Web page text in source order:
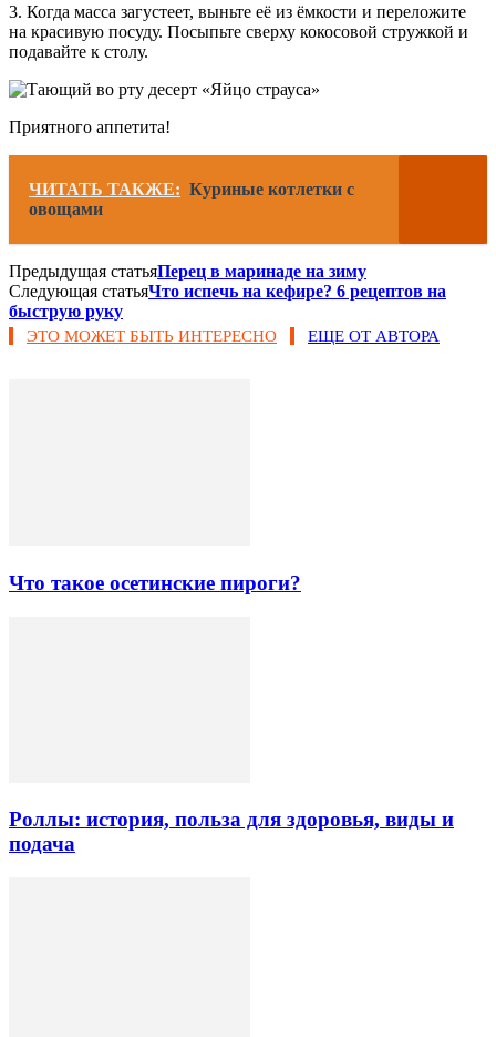
3. Когда масса загустеет, выньте её из ёмкости и переложите
на красивую посуду. Посыпьте сверху кокосовой стружкой и
подавайте к столу.
Приятного аппетита!
ЧИТАТЬ ТАКЖЕ: Куриные котлетки с
овощами
Предыдущая статьяПерец в маринаде на зиму
Следующая статьяЧто испечь на кефире? 6 рецептов на
быструю руку
ЭТО МОЖЕТ БЫТЬ ИНТЕРЕСНО ЕЩЕ ОТ АВТОРА
Что такое осетинские пироги?
Роллы: история, польза для здоровья, виды и
подача